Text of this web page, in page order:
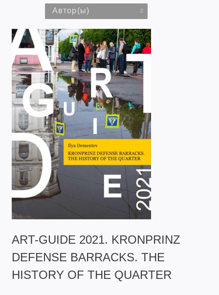
Автор(ы)
ART-GUIDE 2021. KRONPRINZ
DEFENSE BARRACKS. THE
HISTORY OF THE QUARTER